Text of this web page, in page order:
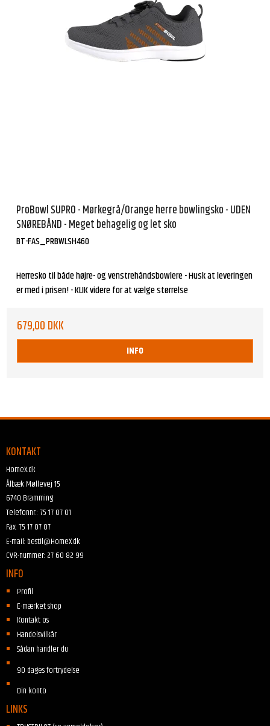
ProBowl SUPRO - Mørkegrå/Orange herre bowlingsko - UDEN
SNØREBÅND - Meget behagelig og let sko
BT-FAS_PRBWLSH460
Herresko til både højre- og venstrehåndsbowlere - Husk at leveringen
er med i prisen! - KLIK videre for at vælge størrelse
679,00 DKK
INFO
KONTAKT
HomeX.dk
Ålbæk Møllevej 15
6740 Bramming
Telefonnr.:75 17 07 01
Fax:75 17 07 07
E-mail: bestil@HomeX.dk
CVR-nummer: 27 60 82 99
INFO
Profil
E-mærket shop
Kontakt os
Handelsvilkår
Sådan handler du
90 dages fortrydelse
Din konto
LINKS